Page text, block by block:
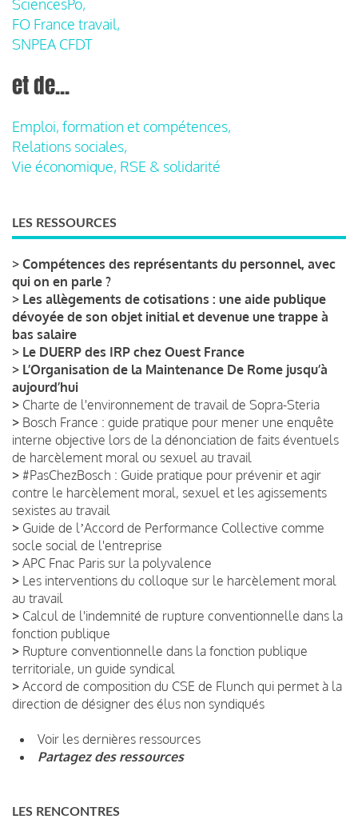
SciencesPo,
FO France travail,
SNPEA CFDT
et de...
Emploi, formation et compétences,
Relations sociales,
Vie économique, RSE & solidarité
LES RESSOURCES
> Compétences des représentants du personnel, avec
qui on en parle ?
> Les allègements de cotisations : une aide publique
dévoyée de son objet initial et devenue une trappe à
bas salaire
> Le DUERP des IRP chez Ouest France
> L’Organisation de la Maintenance De Rome jusqu’à
aujourd’hui
> Charte de l'environnement de travail de Sopra-Steria
> Bosch France : guide pratique pour mener une enquête
interne objective lors de la dénonciation de faits éventuels
de harcèlement moral ou sexuel au travail
> #PasChezBosch : Guide pratique pour prévenir et agir
contre le harcèlement moral, sexuel et les agissements
sexistes au travail
> Guide de lʼAccord de Performance Collective comme
socle social de l'entreprise
> APC Fnac Paris sur la polyvalence
> Les interventions du colloque sur le harcèlement moral
au travail
> Calcul de l'indemnité de rupture conventionnelle dans la
fonction publique
> Rupture conventionnelle dans la fonction publique
territoriale, un guide syndical
> Accord de composition du CSE de Flunch qui permet à la
direction de désigner des élus non syndiqués
Voir les dernières ressources
Partagez des ressources
LES RENCONTRES